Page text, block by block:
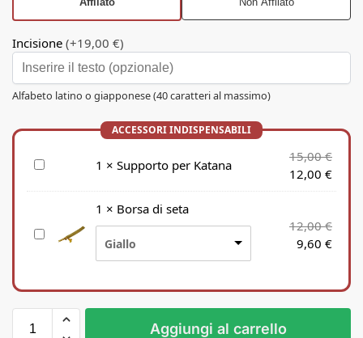
Incisione (+19,00 €)
Alfabeto latino o giapponese (40 caratteri al massimo)
S
o
o
p
e
1 × Supporto per Katana
15,00€
12,00 €
B
s
a
d
1 × Borsa di seta
Giallo
12,00€
9,60 €
Aggiungi al carrello